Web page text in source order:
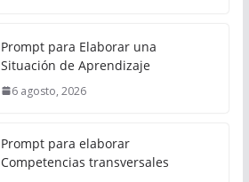
Prompt para Elaborar una
Situación de Aprendizaje
6 agosto, 2026
Prompt para elaborar
Competencias transversales